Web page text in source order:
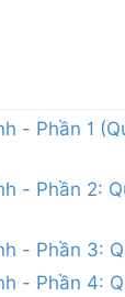
- Phần 1
- Phần 2:
- Phần 3:
- Phần 4: